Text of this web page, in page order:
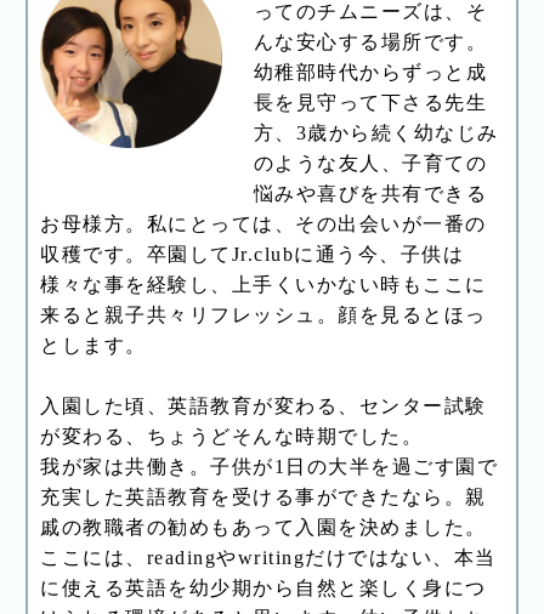
ってのチムニーズは、そ
んな安心する場所です。
幼稚部時代からずっと成
長を見守って下さる先生
方、3歳から続く幼なじみ
のような友人、子育ての
悩みや喜びを共有できる
お母様方。私にとっては、その出会いが一番の
収穫です。卒園してJr.clubに通う今、子供は
様々な事を経験し、上手くいかない時もここに
来ると親子共々リフレッシュ。顔を見るとほっ
とします。
入園した頃、英語教育が変わる、センター試験
が変わる、ちょうどそんな時期でした。
我が家は共働き。子供が1日の大半を過ごす園で
充実した英語教育を受ける事ができたなら。親
戚の教職者の勧めもあって入園を決めました。
ここには、readingやwritingだけではない、本当
に使える英語を幼少期から自然と楽しく身につ